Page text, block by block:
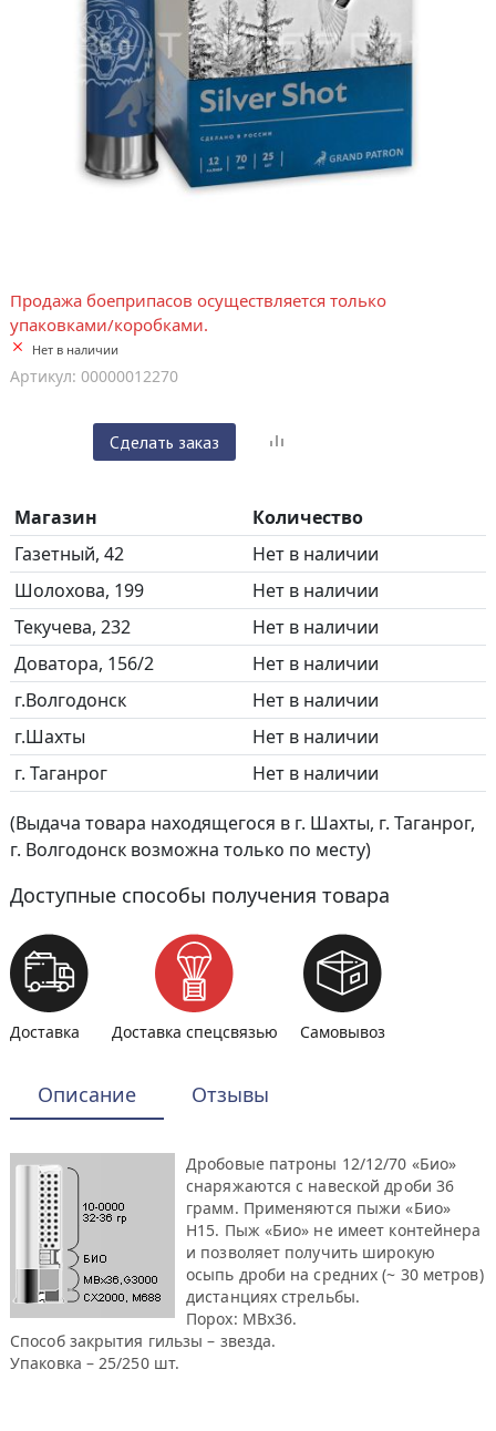
Продажа боеприпасов осуществляется только
упаковками/коробками.
Нет в наличии
Артикул: 00000012270
Сделать заказ
Магазин
Количество
Газетный, 42
Нет в наличии
Шолохова, 199
Нет в наличии
Текучева, 232
Нет в наличии
Доватора, 156/2
Нет в наличии
г.Волгодонск
Нет в наличии
г.Шахты
Нет в наличии
г. Таганрог
Нет в наличии
(Выдача товара находящегося в г. Шахты, г. Таганрог,
г. Волгодонск возможна только по месту)
Доступные способы получения товара
Доставка Доставка спецсвязью Самовывоз
Описание Отзывы
Дробовые патроны 12/12/70 «Био»
снаряжаются с навеской дроби 36
грамм. Применяются пыжи «Био»
Н15. Пыж «Био» не имеет контейнера
и позволяет получить широкую
осыпь дроби на средних (~ 30 метров)
дистанциях стрельбы.
Порох: MBx36.
Способ закрытия гильзы – звезда.
Упаковка – 25/250 шт.